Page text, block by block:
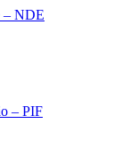
– NDE
– PIF